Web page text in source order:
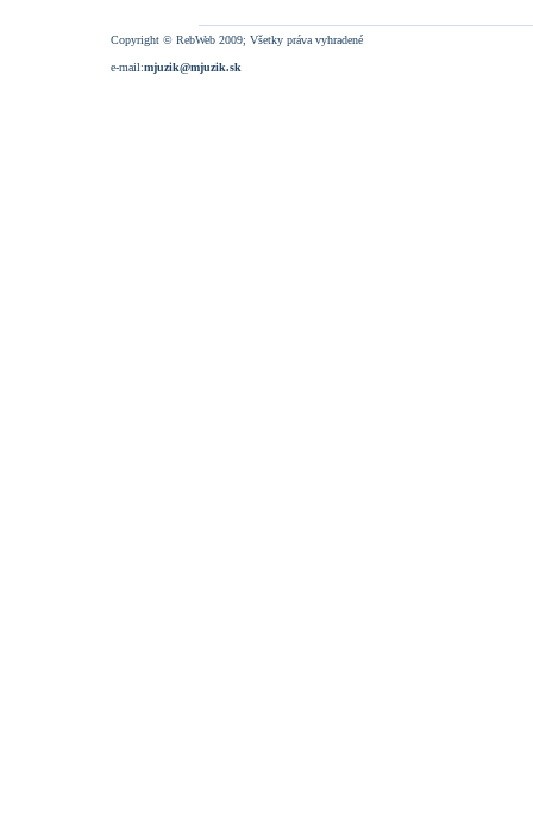
Copyright © RebWeb 2009; Všetky práva vyhradené
e-mail:mjuzik@mjuzik.sk